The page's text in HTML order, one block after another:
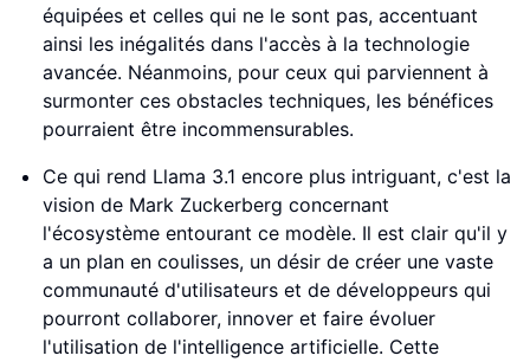
équipées et celles qui ne le sont pas, accentuant
ainsi les inégalités dans l'accès à la technologie
avancée. Néanmoins, pour ceux qui parviennent à
surmonter ces obstacles techniques, les bénéfices
pourraient être incommensurables.
Ce qui rend Llama 3.1 encore plus intriguant, c'est la
vision de Mark Zuckerberg concernant
l'écosystème entourant ce modèle. Il est clair qu'il y
a un plan en coulisses, un désir de créer une vaste
communauté d'utilisateurs et de développeurs qui
pourront collaborer, innover et faire évoluer
l'utilisation de l'intelligence artificielle. Cette